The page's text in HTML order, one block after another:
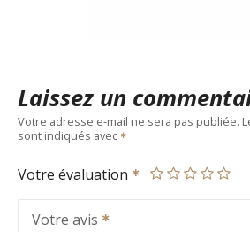
Laissez un
Votre adresse e-mail ne sera pas publiée.
sont indiqués avec
Votre évaluation
Votre avis